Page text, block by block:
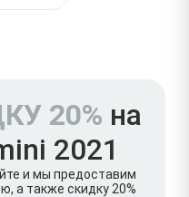
20% на
2021
и мы предоставим
а также скидку 20%